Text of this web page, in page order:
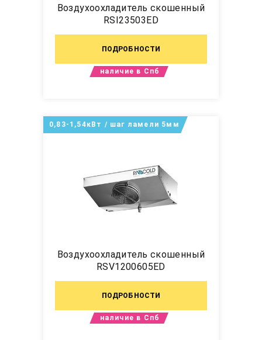
Воздухоохладитель скошенный
RSI23503ED
ПОДРОБНОСТИ
наличие в Спб
Воздухоохладитель скошенный
RSV1200605ED
ПОДРОБНОСТИ
0,83-1,54кВт / шаг ламели 5мм
наличие в Спб